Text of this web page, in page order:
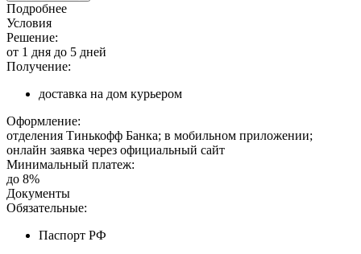
Подробнее
Условия
Решение:
от 1 дня до 5 дней
Получение:
доставка на дом курьером
Оформление:
отделения Тинькофф Банка; в мобильном приложении;
онлайн заявка через официальный сайт
Минимальный платеж:
до 8%
Документы
Обязательные:
Паспорт РФ